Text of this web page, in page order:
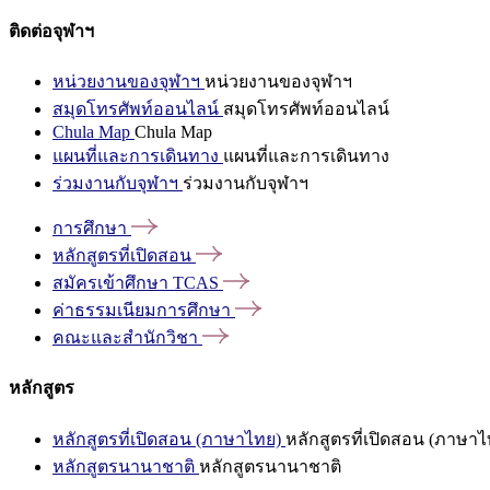
ติดต่อจุฬาฯ
หน่วยงานของจุฬาฯ หน่วยงานของจุฬาฯ
สมุดโทรศัพท์ออนไลน์ สมุดโทรศัพท์ออนไลน์
Chula Map Chula Map
แผนที่และการเดินทาง แผนที่และการเดินทาง
ร่วมงานกับจุฬาฯ ร่วมงานกับจุฬาฯ
การศึกษา
หลักสูตรที่เปิดสอน
สมัครเข้าศึกษา TCAS
ค่าธรรมเนียมการศึกษา
คณะและสำนักวิชา
หลักสูตร
หลักสูตรที่เปิดสอน (ภาษาไทย) หลักสูตรที่เปิดสอน (ภาษาไ
หลักสูตรนานาชาติ หลักสูตรนานาชาติ